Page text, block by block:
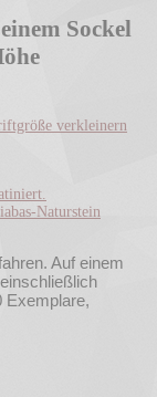
Sockel
Auf einem
Exemplare,